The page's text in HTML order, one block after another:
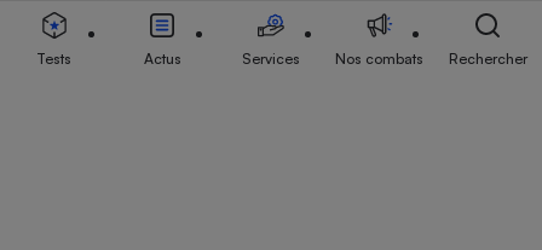
Tests Actus Services Nos combats Rechercher